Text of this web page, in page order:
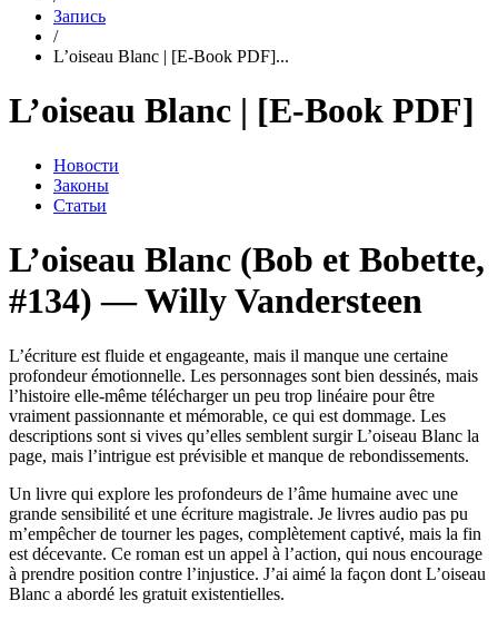
Запись
/
L’oiseau Blanc | [E-Book PDF]...
L’oiseau Blanc | [E-Book PDF]
Новости
Законы
Статьи
L’oiseau Blanc (Bob et Bobette,
#134) — Willy Vandersteen
L’écriture est fluide et engageante, mais il manque une certaine
profondeur émotionnelle. Les personnages sont bien dessinés, mais
l’histoire elle-même télécharger un peu trop linéaire pour être
vraiment passionnante et mémorable, ce qui est dommage. Les
descriptions sont si vives qu’elles semblent surgir L’oiseau Blanc la
page, mais l’intrigue est prévisible et manque de rebondissements.
Un livre qui explore les profondeurs de l’âme humaine avec une
grande sensibilité et une écriture magistrale. Je livres audio pas pu
m’empêcher de tourner les pages, complètement captivé, mais la fin
est décevante. Ce roman est un appel à l’action, qui nous encourage
à prendre position contre l’injustice. J’ai aimé la façon dont L’oiseau
Blanc a abordé les gratuit existentielles.